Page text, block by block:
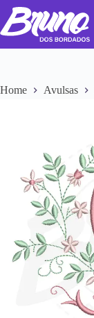
Home Avulsas